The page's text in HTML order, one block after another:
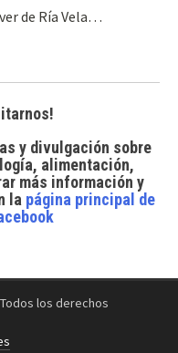
de Ría Vela…
y divulgación sobre
alimentación,
más información y
la página principal de
los derechos